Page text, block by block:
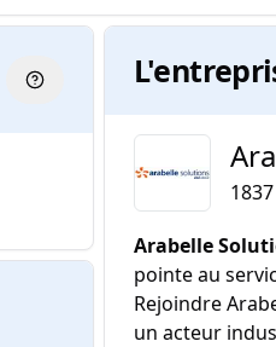
1837
Arabelle
pointe au
Rejoindre
un acteur